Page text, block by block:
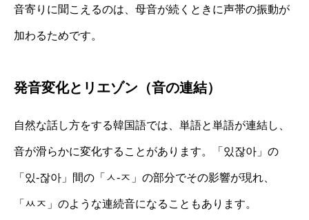
音寄りに聞こえるのは、母音が続くときに声帯の振動が
加わるためです。
発音変化とリエゾン（音の連結）
自然な話し方をする韓国語では、単語と単語が連結し、
音が滑らかに変化することがあります。「있잖아」の
「있-잖아」間の「ㅅ-ㅈ」の部分でその影響が現れ、
「ㅆㅈ」のような連続音になることもあります。